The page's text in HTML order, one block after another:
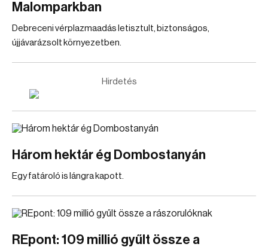
Malomparkban
Debreceni vérplazmaadás letisztult, biztonságos,
újjávarázsolt környezetben.
Hirdetés
Három hektár ég Dombostanyán
Egy fatároló is lángra kapott.
REpont: 109 millió gyűlt össze a